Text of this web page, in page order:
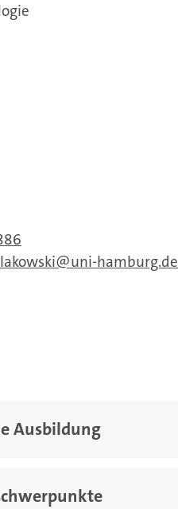
uni-hamburg.de
Ausbildung